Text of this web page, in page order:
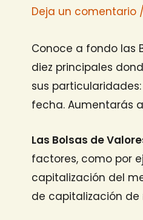
Deja un comentario /
Conoce a fondo las
diez principales
sus
fecha. Aumentarás
Las Bolsas de
factores, como por
capitalización del
de capitalización de